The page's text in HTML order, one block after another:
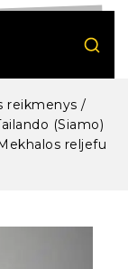
reikmenys /
(Siamo)
reljefu